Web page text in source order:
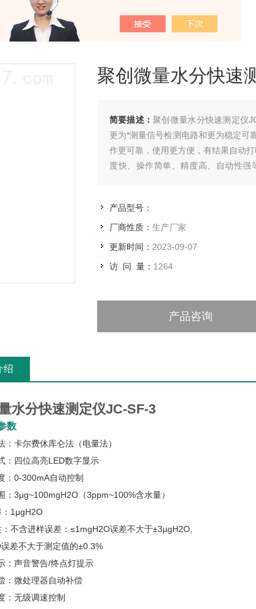
> 聚创微量水分快速测定仪JC-SF-3
聚创微量水分快速
简要描述： 聚创微量水分快速测定仪
更为*测量信号检测电路和更为稳定可
作更可靠，使用更方便，有结果自动
度快、操作简单、精度高、自动性
产品型号：
厂商性质： 生产厂家
更新时间： 2023-09-07
访 问 量： 1264
产品咨询
绍
水分快速测定仪JC-SF-3
数
：卡尔费休库仑法（电量法）
：四位高亮LED数字显示
：0-300mA自动控制
：3μg~100mgH2O（3ppm~100%含水量）
1μgH2O
不含进样误差：≤1mgH2O误差不大于±3µgH2O,
差不大于测定值的±0.3%
：声音警告/终点灯提示
：微处理器自动补偿
：无级调速控制